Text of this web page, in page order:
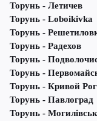
Торунь - Летичeв
Торунь - Loboikivka
Торунь -
Торунь - Радехов
Торунь -
Торунь -
Торунь - Кривой Рог
Торунь - Павлоград
Торунь -